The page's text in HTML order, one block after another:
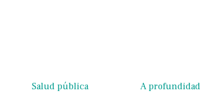
Salud pública A profundidad